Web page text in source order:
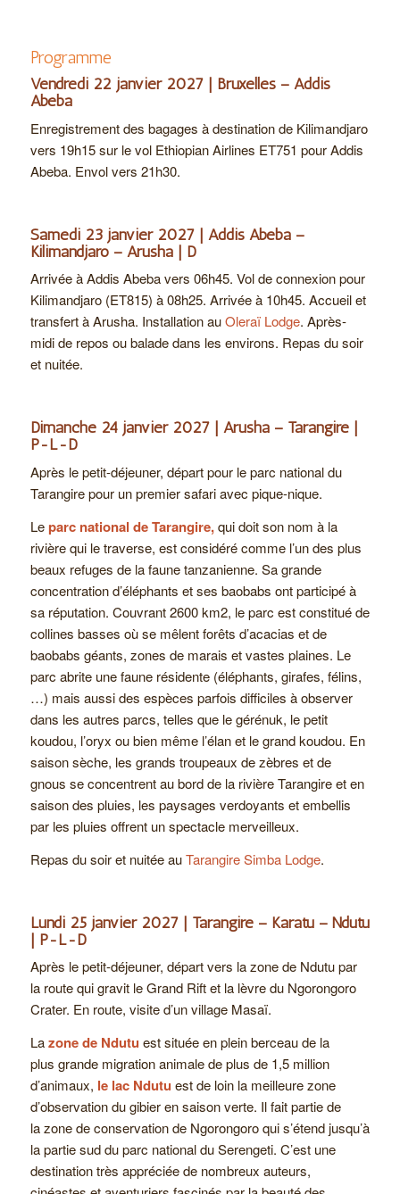
Programme
Vendredi 22 janvier 2027 | Bruxelles – Addis
Abeba
Enregistrement des bagages à destination de Kilimandjaro
vers 19h15 sur le vol Ethiopian Airlines ET751 pour Addis
Abeba. Envol vers 21h30.
Samedi 23 janvier 2027 | Addis Abeba –
Kilimandjaro – Arusha | D
Arrivée à Addis Abeba vers 06h45. Vol de connexion pour
Kilimandjaro (ET815) à 08h25. Arrivée à 10h45. Accueil et
transfert à Arusha. Installation auOleraï Lodge. Après-
midi de repos ou balade dans les environs. Repas du soir
et nuitée.
Dimanche 24 janvier 2027 | Arusha – Tarangire |
P-L-D
Après le petit-déjeuner, départ pour le parc national du
Tarangire pour un premier safari avec pique-nique.
Leparc national de Tarangire,qui doit son nom à la
rivière qui le traverse, est considéré comme l’un des plus
beaux refuges de la faune tanzanienne. Sa grande
concentration d’éléphants et ses baobabs ont participé à
sa réputation. Couvrant 2600 km2, le parc est constitué de
collines basses où se mêlent forêts d’acacias et de
baobabs géants, zones de marais et vastes plaines. Le
parc abrite une faune résidente (éléphants, girafes, félins,
…) mais aussi des espèces parfois difficiles à observer
dans les autres parcs, telles que le gérénuk, le petit
koudou, l’oryx ou bien même l’élan et le grand koudou. En
saison sèche, les grands troupeaux de zèbres et de
gnous se concentrent au bord de la rivière Tarangire et en
saison des pluies, les paysages verdoyants et embellis
par les pluies offrent un spectacle merveilleux.
Repas du soir et nuitée auTarangire Simba Lodge.
Lundi 25 janvier 2027 | Tarangire – Karatu – Ndutu
| P-L-D
Après le petit-déjeuner, départ vers la zone de Ndutu par
la route qui gravit le Grand Rift et la lèvre du Ngorongoro
Crater. En route, visite d’un village Masaï.
Lazone de Ndutu est située en plein berceau de la
plus grande migration animale de plus de 1,5 million
d’animaux, le lac Ndutu est de loin la meilleure zone
d’observation du gibier en saison verte. Il fait partie de
la zone de conservation de Ngorongoro qui s’étend jusqu’à
la partie sud du parc national du Serengeti. C’est une
destination très appréciée de nombreux auteurs,